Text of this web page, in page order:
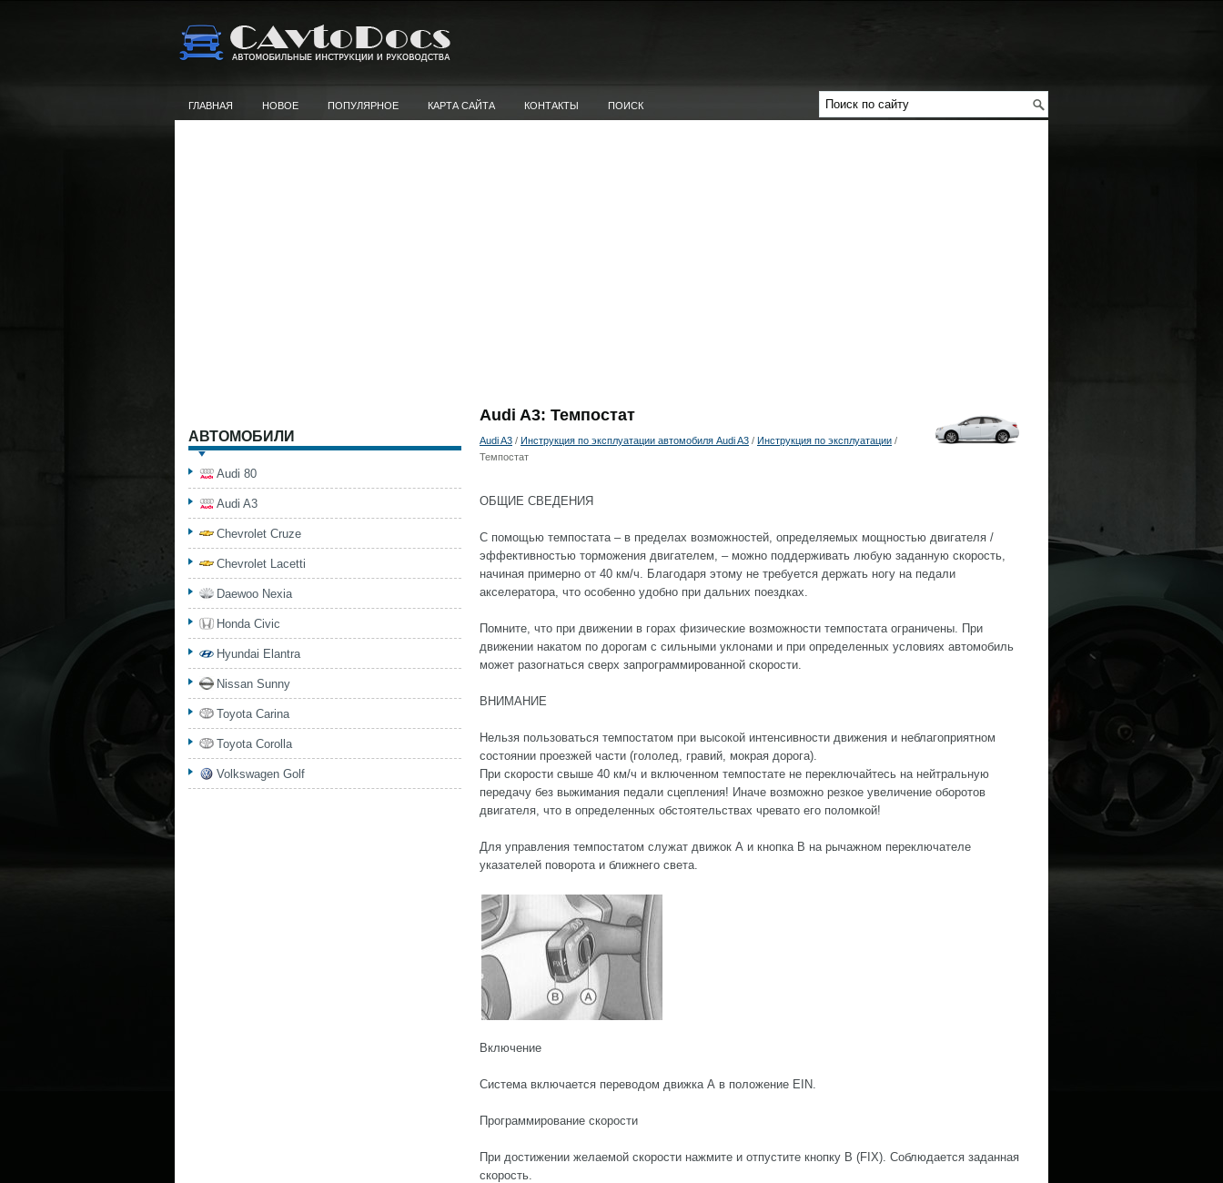
ГЛАВНАЯ НОВОЕ ПОПУЛЯРНОЕ КАРТА САЙТА КОНТАКТЫ ПОИСК
Audi A3: Темпостат
Audi A3 / Инструкция по эксплуатации автомобиля Audi A3 / Инструкция по эксплуатации /
Темпостат
ОБЩИЕ СВЕДЕНИЯ
С помощью темпостата – в пределах возможностей, определяемых мощностью двигателя /
эффективностью торможения двигателем, – можно поддерживать любую заданную скорость,
начиная примерно от 40 км/ч. Благодаря этому не требуется держать ногу на педали
акселератора, что особенно удобно при дальних поездках.
Помните, что при движении в горах физические возможности темпостата ограничены. При
движении накатом по дорогам с сильными уклонами и при определенных условиях автомобиль
может разогнаться сверх запрограммированной скорости.
ВНИМАНИЕ
Нельзя пользоваться темпостатом при высокой интенсивности движения и неблагоприятном
состоянии проезжей части (гололед, гравий, мокрая дорога).
При скорости свыше 40 км/ч и включенном темпостате не переключайтесь на нейтральную
передачу без выжимания педали сцепления! Иначе возможно резкое увеличение оборотов
двигателя, что в определенных обстоятельствах чревато его поломкой!
Для управления темпостатом служат движок А и кнопка В на рычажном переключателе
указателей поворота и ближнего света.
Включение
Система включается переводом движка А в положение EIN.
Программирование скорости
При достижении желаемой скорости нажмите и отпустите кнопку В (FIX). Соблюдается заданная
скорость.
АВТОМОБИЛИ
Audi 80
Audi A3
Chevrolet Cruze
Chevrolet Lacetti
Daewoo Nexia
Honda Civic
Hyundai Elantra
Nissan Sunny
Toyota Carina
Toyota Corolla
Volkswagen Golf